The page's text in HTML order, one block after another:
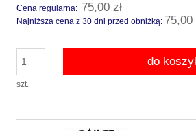
Cena regularna: 75,00 zł
Najniższa cena z 30 dni przed obniżką: 75,00
szt.
do